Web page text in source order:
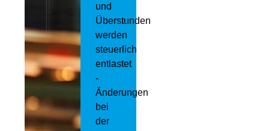
und
Überstunden
werden
steuerlich
entlastet
-
Änderungen
bei
der